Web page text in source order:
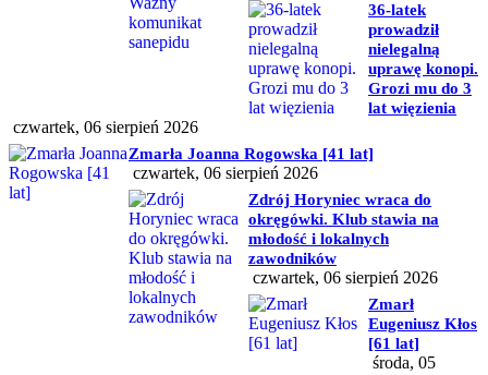
36-latek
prowadził
nielegalną
uprawę konopi.
Grozi mu do 3
lat więzienia
czwartek, 06 sierpień 2026
Zmarła Joanna Rogowska [41 lat]
czwartek, 06 sierpień 2026
Zdrój Horyniec wraca do
okręgówki. Klub stawia na
młodość i lokalnych
zawodników
czwartek, 06 sierpień 2026
Zmarł
Eugeniusz Kłos
[61 lat]
środa, 05